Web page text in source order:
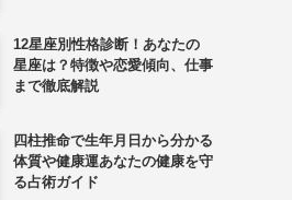
12星座別性格診断！あなたの
星座は？特徴や恋愛傾向、仕事
まで徹底解説
四柱推命で生年月日から分かる
体質や健康運あなたの健康を守
る占術ガイド